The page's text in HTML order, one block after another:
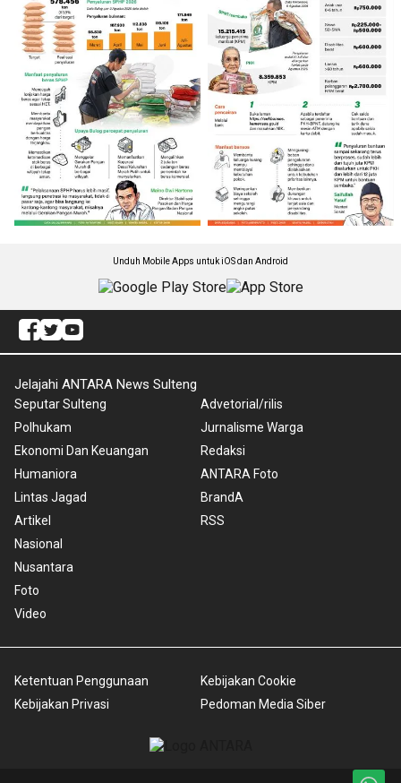
Unduh Mobile Apps untuk iOS dan Android
Jelajahi ANTARA News Sulteng
Seputar Sulteng
Polhukam
Ekonomi Dan Keuangan
Humaniora
Lintas Jagad
Artikel
Nasional
Nusantara
Foto
Video
Advetorial/rilis
Jurnalisme Warga
Redaksi
ANTARA Foto
BrandA
RSS
Ketentuan Penggunaan
Kebijakan Privasi
Kebijakan Cookie
Pedoman Media Siber